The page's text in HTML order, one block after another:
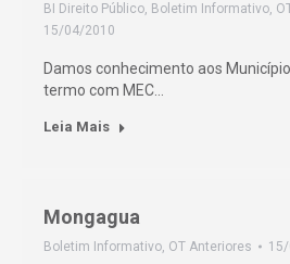
BI Direito Público, Boletim Informativo,
15/04/2010
Damos conhecimento aos
termo com MEC…
Leia Mais
Mongagua
Boletim Informativo, OT Anteriores